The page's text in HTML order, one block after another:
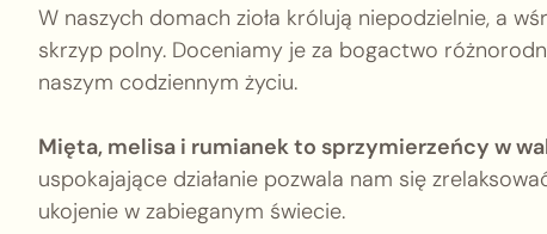
W naszych domach zioła królują niepodzielnie, a
skrzyp polny. Doceniamy je za bogactwo
naszym codziennym życiu.
Mięta, melisa i rumianek to sprzymierzeńcy w
uspokajające działanie pozwala nam się
ukojenie w zabieganym świecie.